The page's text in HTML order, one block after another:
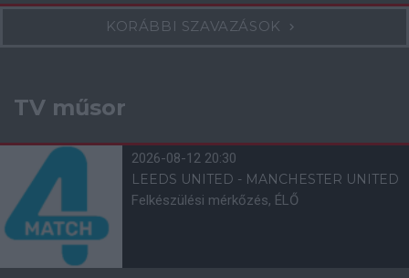
KORÁBBI SZAVAZÁSOK
TV műsor
2026-08-12 20:30
LEEDS UNITED - MANCHESTER UNITED
Felkészülési mérkőzés, ÉLŐ